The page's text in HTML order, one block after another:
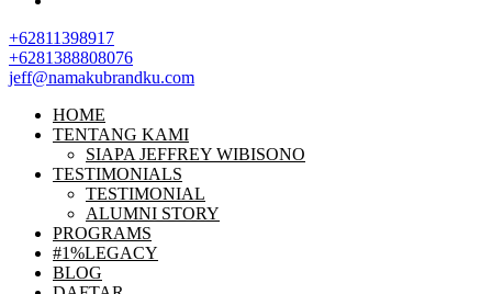
+62811398917
+6281388808076
jeff@namakubrandku.com
HOME
TENTANG KAMI
SIAPA JEFFREY WIBISONO
TESTIMONIALS
TESTIMONIAL
ALUMNI STORY
PROGRAMS
#1%LEGACY
BLOG